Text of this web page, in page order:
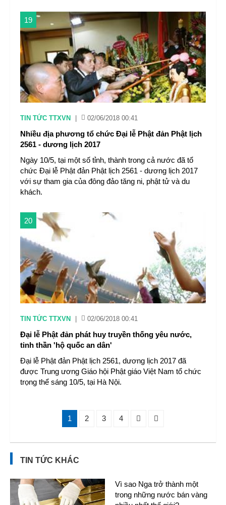
19
TIN TỨC TTXVN 02/06/2018 00:41
Nhiều địa phương tổ chức Đại lễ Phật đản Phật lịch
2561 - dương lịch 2017
Ngày 10/5, tại một số tỉnh, thành trong cả nước đã tổ
chức Đại lễ Phật đản Phật lịch 2561 - dương lịch 2017
với sự tham gia của đông đảo tăng ni, phật tử và du
khách.
20
TIN TỨC TTXVN 02/06/2018 00:41
Đại lễ Phật đản phát huy truyền thống yêu nước,
tinh thần 'hộ quốc an dân'
Đại lễ Phật đản Phật lịch 2561, dương lịch 2017 đã
được Trung ương Giáo hội Phật giáo Việt Nam tổ chức
trọng thể sáng 10/5, tại Hà Nội.
1 2 3 4
TIN TỨC KHÁC
Vì sao Nga trở thành một
trong những nước bán vàng